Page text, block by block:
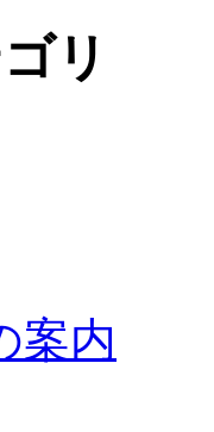
リ
案内